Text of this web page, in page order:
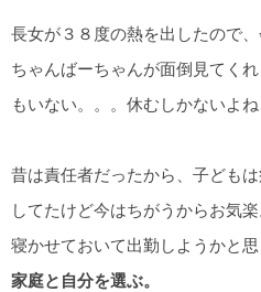
長女が３８度の熱を出したので
ちゃんばーちゃんが面倒見てく
もいない。。。休むしかないよね
昔は責任者だったから、子ども
してたけど今はちがうからお気
寝かせておいて出勤しようかと思
家庭と自分を選ぶ。